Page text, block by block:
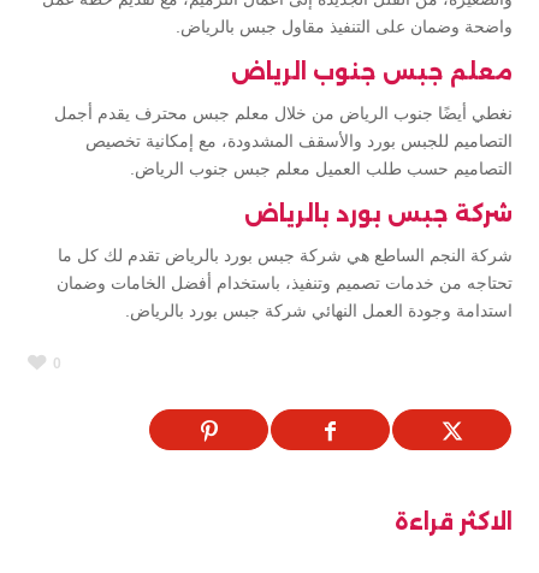
واضحة وضمان على التنفيذ مقاول جبس بالرياض.
معلم جبس جنوب الرياض
نغطي أيضًا جنوب الرياض من خلال معلم جبس محترف يقدم أجمل
التصاميم للجبس بورد والأسقف المشدودة، مع إمكانية تخصيص
التصاميم حسب طلب العميل معلم جبس جنوب الرياض.
شركة جبس بورد بالرياض
شركة النجم الساطع هي شركة جبس بورد بالرياض تقدم لك كل ما
تحتاجه من خدمات تصميم وتنفيذ، باستخدام أفضل الخامات وضمان
استدامة وجودة العمل النهائي شركة جبس بورد بالرياض.
0
الاكثر قراءة